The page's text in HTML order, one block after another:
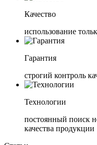
Качество
использование
Гарантия
строгий контроль
Технологии
постоянный поиск
качества продукции